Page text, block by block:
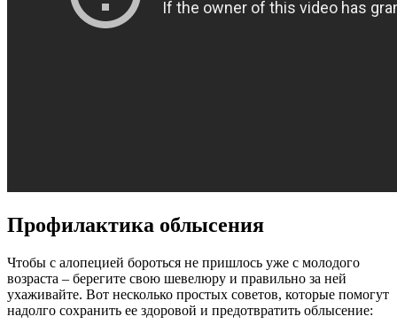
Профилактика облысения
Чтобы с алопецией бороться не пришлось уже с молодого
возраста – берегите свою шевелюру и правильно за ней
ухаживайте. Вот несколько простых советов, которые помогут
надолго сохранить ее здоровой и предотвратить облысение: